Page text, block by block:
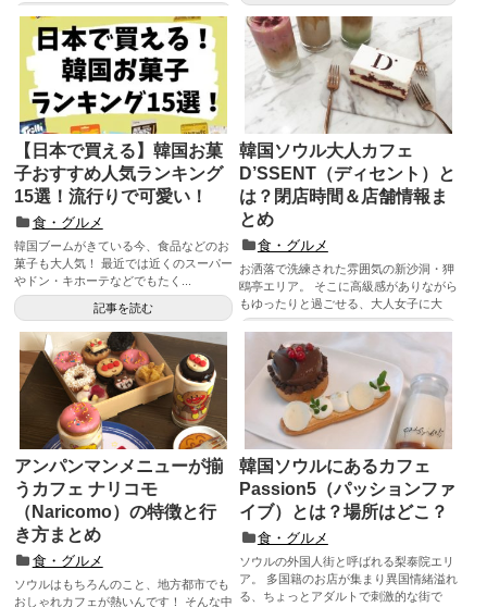
記事を読む
【日本で買える】韓国お菓
子おすすめ人気ランキング
15選！流行りで可愛い！
食・グルメ
韓国ブームがきている今、食品などのお
菓子も大人気！ 最近では近くのスーパー
やドン・キホーテなどでもたく...
記事を読む
韓国ソウル大人カフェ
D’SSENT（ディセント）と
は？閉店時間＆店舗情報ま
とめ
食・グルメ
お洒落で洗練された雰囲気の新沙洞・狎
鴎亭エリア。 そこに高級感がありながら
もゆったりと過ごせる、大人女子に大
人...
記事を読む
アンパンマンメニューが揃
うカフェ ナリコモ
（Naricomo）の特徴と行
き方まとめ
食・グルメ
ソウルはもちろんのこと、地方都市でも
おしゃれカフェが熱いんです！ そんな中
韓国ソウルにあるカフェ
Passion5（パッションファ
イブ）とは？場所はどこ？
食・グルメ
ソウルの外国人街と呼ばれる梨泰院エリ
ア。 多国籍のお店が集まり異国情緒溢れ
る、ちょっとアダルトで刺激的な街で